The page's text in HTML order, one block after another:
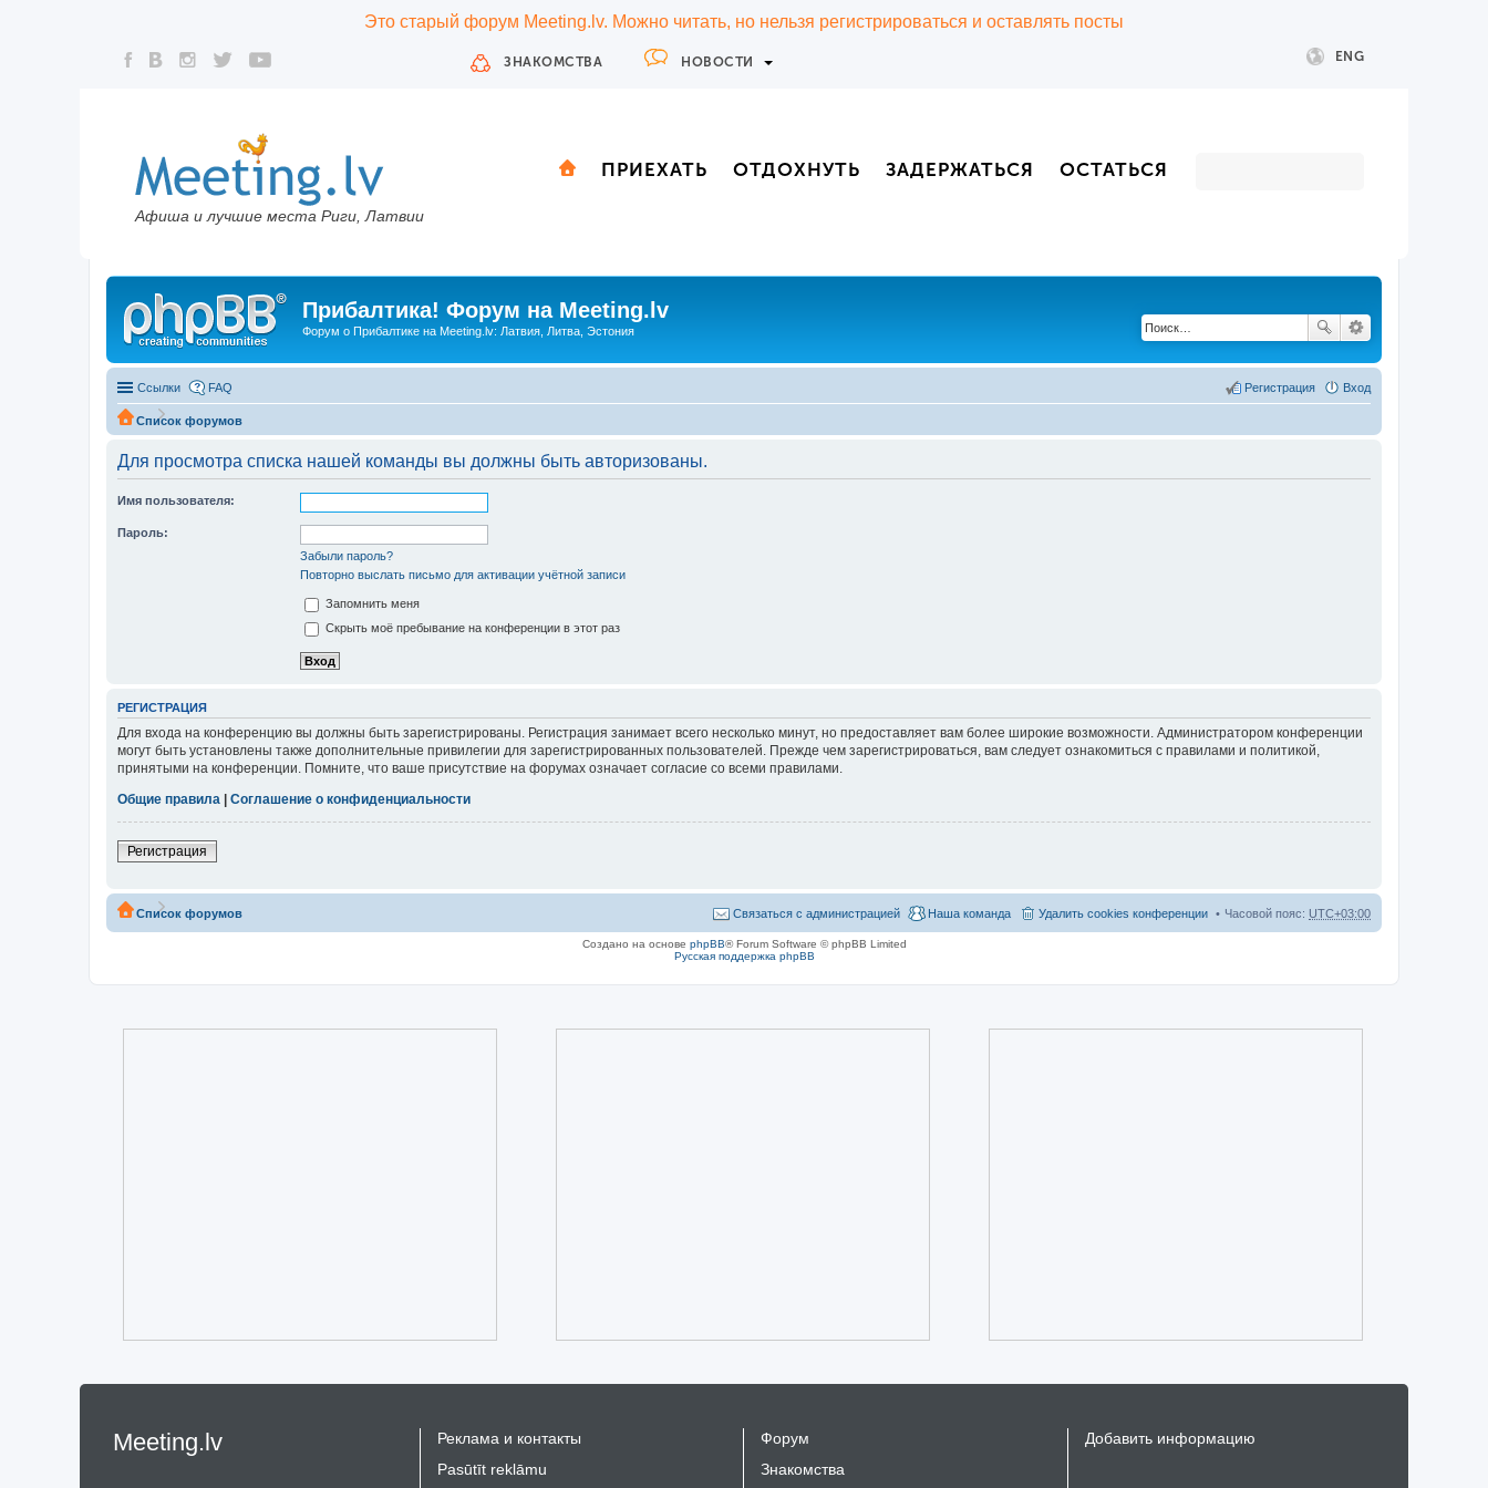
Это старый форум Meeting.lv. Можно читать, но нельзя регистрироваться и оставлять посты
ЗНАКОМСТВА НОВОСТИ ENG
Афиша и лучшие места Риги, Латвии
ПРИЕХАТЬ ОТДОХНУТЬ ЗАДЕРЖАТЬСЯ ОСТАТЬСЯ
Прибалтика! Форум на Meeting.lv
Форум о Прибалтике на Meeting.lv: Латвия, Литва, Эстония
Ссылки FAQ Вход
Регистрация
Список форумов
Для просмотра списка нашей команды вы должны быть авторизованы.
Имя пользователя:
Пароль:
Забыли пароль?
Повторно выслать письмо для активации учётной записи
Запомнить меня
Скрыть моё пребывание на конференции в этот раз
РЕГИСТРАЦИЯ
Для входа на конференцию вы должны быть зарегистрированы. Регистрация занимает всего несколько минут, но предоставляет вам более широкие возможности. Администратором конференции
могут быть установлены также дополнительные привилегии для зарегистрированных пользователей. Прежде чем зарегистрироваться, вам следует ознакомиться с правилами и политикой,
принятыми на конференции. Помните, что ваше присутствие на форумах означает согласие со всеми правилами.
Общие правила
Соглашение о конфиденциальности
Регистрация
Список форумов Часовой пояс: UTC+03:00
Удалить cookies конференции
Наша команда
Связаться с администрацией
Создано на основе phpBB® Forum Software © phpBB Limited
Русская поддержка phpBB
Meeting.lv
Реклама и контакты
Pasūtīt reklāmu
Форум
Знакомства
Добавить информацию